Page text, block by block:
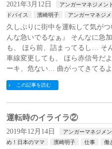
2021年3月12日 アンガーマネジメン
ドバイス
濱崎明子 アンガーマネジメ
久しぶりに街中を運転して気が
んな急いでるなぁ』 そんなに急
も、 ほら前、詰まってるし… そ
車線変更しても、 ほら赤信号だ
ーキ、危ない… 曲がってきてる
この記事を読む
運転時のイライラ②
2019年12月14日 アンガーマネジメ
め！日本のママ
濱崎明子 仕事 働